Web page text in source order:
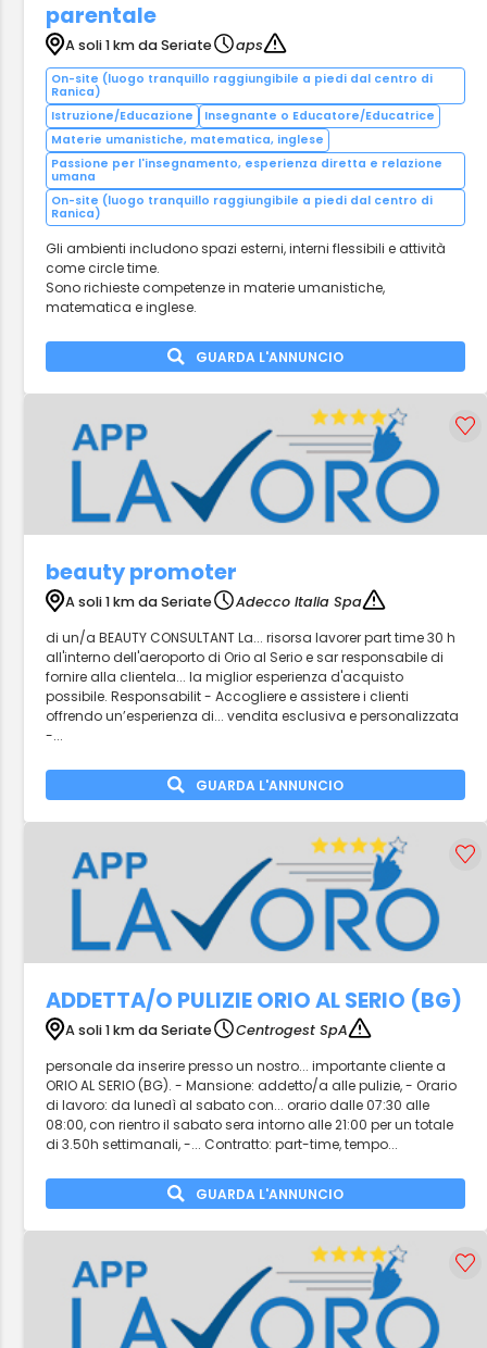
parentale
A soli 1 km da Seriate aps
On-site (luogo tranquillo raggiungibile a piedi dal centro di
Ranica)
Istruzione/Educazione
Insegnante o Educatore/Educatrice
Materie umanistiche, matematica, inglese
Passione per l'insegnamento, esperienza diretta e relazione
umana
On-site (luogo tranquillo raggiungibile a piedi dal centro di
Ranica)
Gli ambienti includono spazi esterni, interni flessibili e attività
come circle time.
Sono richieste competenze in materie umanistiche,
matematica e inglese.
GUARDA L'ANNUNCIO
beauty promoter
A soli 1 km da Seriate
Adecco Italia Spa
di un/a BEAUTY CONSULTANT La... risorsa lavorer part time 30 h
all'interno dell'aeroporto di Orio al Serio e sar responsabile di
fornire alla clientela... la miglior esperienza d'acquisto
possibile. Responsabilit - Accogliere e assistere i clienti
offrendo un’esperienza di... vendita esclusiva e personalizzata
-...
GUARDA L'ANNUNCIO
ADDETTA/O PULIZIE ORIO AL SERIO (BG)
A soli 1 km da Seriate
Centrogest SpA
personale da inserire presso un nostro... importante cliente a
ORIO AL SERIO (BG). - Mansione: addetto/a alle pulizie, - Orario
di lavoro: da lunedì al sabato con... orario dalle 07:30 alle
08:00, con rientro il sabato sera intorno alle 21:00 per un totale
di 3.50h settimanali, -... Contratto: part-time, tempo...
GUARDA L'ANNUNCIO